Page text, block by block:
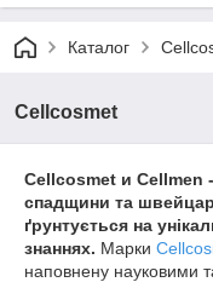
Каталог
Cellcosmet
Cellcosmet и Cellmen
спадщини та
ґрунтується на
знаннях. Марки
наповнену науковими